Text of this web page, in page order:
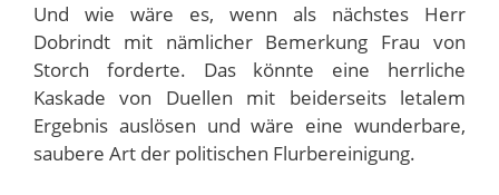
Und wie wäre es, wenn als nächstes Herr
Dobrindt mit nämlicher Bemerkung Frau von
Storch forderte. Das könnte eine herrliche
Kaskade von Duellen mit beiderseits letalem
Ergebnis auslösen und wäre eine wunderbare,
saubere Art der politischen Flurbereinigung.